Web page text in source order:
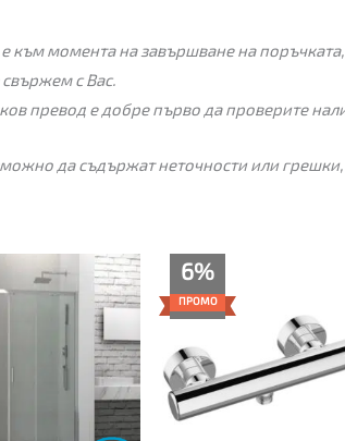
към момента на завършване на поръчката,
с Вас.
превод е добре първо да проверите
да съдържат неточности или
range:
309.00€
6%
ПРОМО
through
149.00€